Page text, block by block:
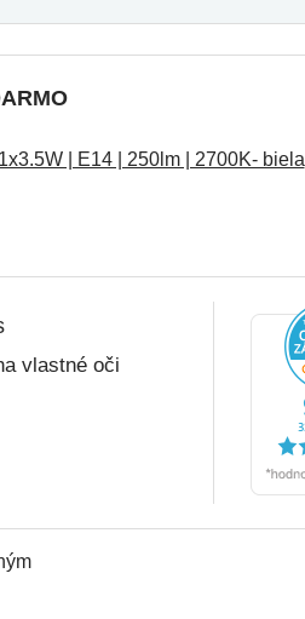
| E14 | 250lm | 2700K- biela
vlastné oči